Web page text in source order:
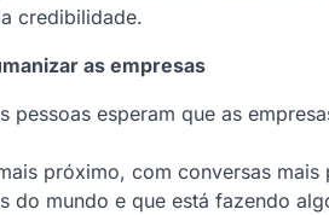
credibilidade.
as empresas
esperam que as
próximo, com conversas mais
do mundo e que está fazendo